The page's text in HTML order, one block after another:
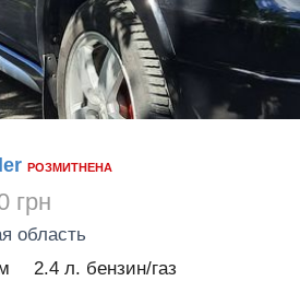
РОЗМИТНЕНА
грн
область
2.4 л. бензин/газ